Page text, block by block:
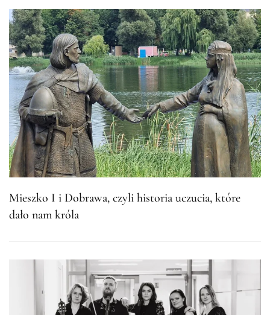
Mieszko I i Dobrawa, czyli historia uczucia, które
dało nam króla